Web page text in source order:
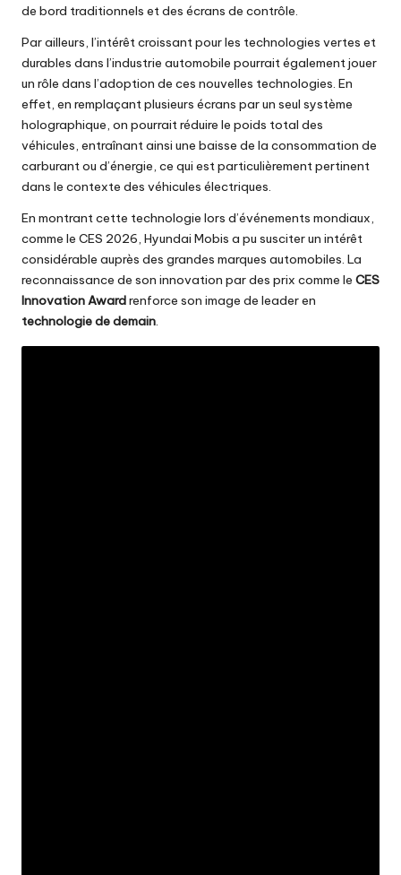
de bord traditionnels et des écrans de contrôle.
Par ailleurs, l’intérêt croissant pour les technologies vertes et
durables dans l’industrie automobile pourrait également jouer
un rôle dans l’adoption de ces nouvelles technologies. En
effet, en remplaçant plusieurs écrans par un seul système
holographique, on pourrait réduire le poids total des
véhicules, entraînant ainsi une baisse de la consommation de
carburant ou d’énergie, ce qui est particulièrement pertinent
dans le contexte des véhicules électriques.
En montrant cette technologie lors d’événements mondiaux,
comme le CES 2026, Hyundai Mobis a pu susciter un intérêt
considérable auprès des grandes marques automobiles. La
reconnaissance de son innovation par des prix comme le CES
Innovation Awardrenforce son image de leader en
technologie de demain.